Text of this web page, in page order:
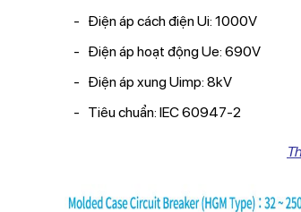
Điện áp cách điện Ui: 1000V
Điện áp hoạt động Ue: 690V
Điện áp xung Uimp: 8kV
Tiêu chuẩn: IEC 60947-2